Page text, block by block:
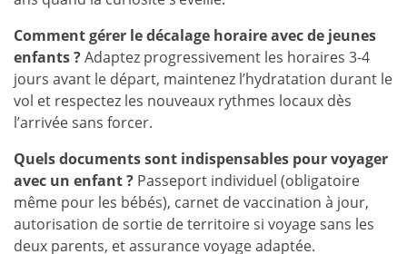
Comment gérer le décalage horaire avec de jeunes
enfants ?Adaptez progressivement les horaires 3-4
jours avant le départ, maintenez l’hydratation durant le
vol et respectez les nouveaux rythmes locaux dès
l’arrivée sans forcer.
Quels documents sont indispensables pour voyager
avec un enfant ? Passeport individuel (obligatoire
même pour les bébés), carnet de vaccination à jour,
autorisation de sortie de territoire si voyage sans les
deux parents, et assurance voyage adaptée.